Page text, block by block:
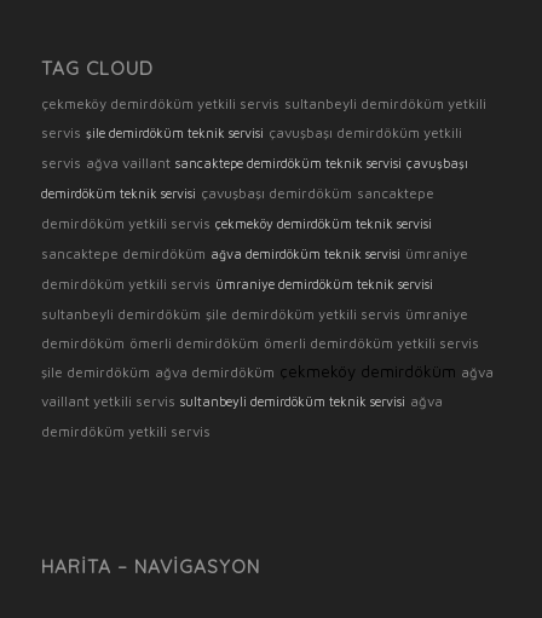
TAG CLOUD
çekmeköy demirdöküm yetkili servis sultanbeyli demirdöküm yetkili
servis şile demirdöküm teknik servisi çavuşbaşı demirdöküm yetkili
servis ağva vaillant sancaktepe demirdöküm teknik servisi çavuşbaşı
demirdöküm teknik servisi çavuşbaşı demirdöküm sancaktepe
demirdöküm yetkili servis çekmeköy demirdöküm teknik servisi
sancaktepe demirdöküm ağva demirdöküm teknik servisi ümraniye
demirdöküm yetkili servis ümraniye demirdöküm teknik servisi
sultanbeyli demirdöküm şile demirdöküm yetkili servis ümraniye
demirdöküm ömerli demirdöküm ömerli demirdöküm yetkili servis
şile demirdöküm ağva demirdöküm çekmeköy demirdöküm ağva
vaillant yetkili servis sultanbeyli demirdöküm teknik servisi ağva
demirdöküm yetkili servis
HARITA – NAVIGASYON